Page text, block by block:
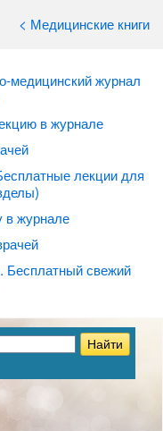
< Медицинские книги
медицинский журнал
в журнале
лекции для
в журнале
свежий